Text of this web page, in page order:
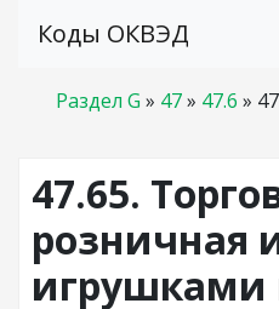
Коды ОКВЭД
Раздел G » 47» 47.6 »
47.65.
розничная
игрушками